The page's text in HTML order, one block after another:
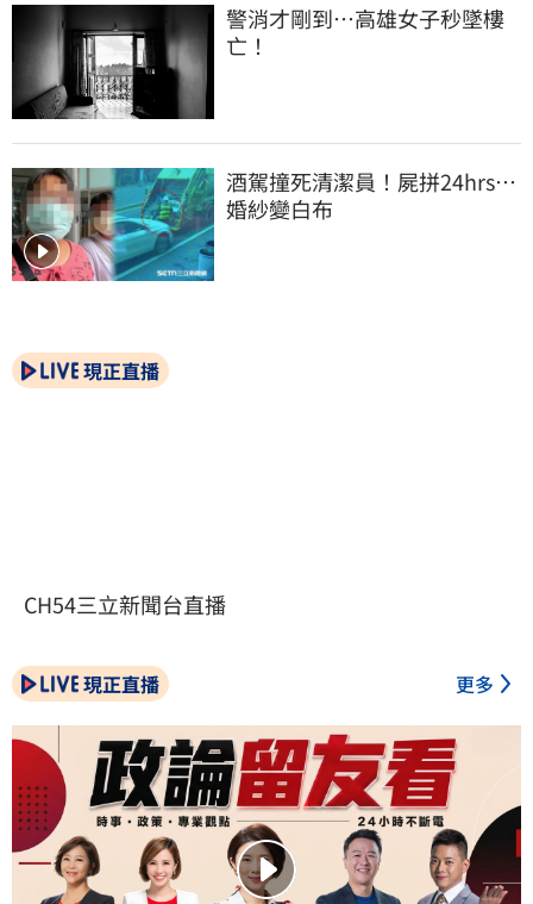
警消才剛到…高雄女子秒墜樓
亡！
酒駕撞死清潔員！屍拼24hrs…
婚紗變白布
現正直播
CH54三立新聞台直播
現正直播 更多